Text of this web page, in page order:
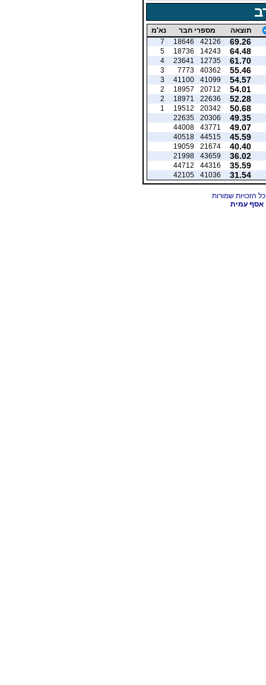
תוצאה מספרי חבר נא'מ
69.26
42126
18646
7
64.48
14243
18736
5
61.70
12735
23641
4
55.46
40362
7773
3
54.57
41099
41100
3
54.01
20712
18957
2
52.28
22636
18971
2
50.68
20342
19512
1
49.35
20306
22635
49.07
43771
44008
45.59
44515
40518
40.40
21674
19059
36.02
43659
21998
35.59
44316
44712
31.54
41036
42105
אסף עמית